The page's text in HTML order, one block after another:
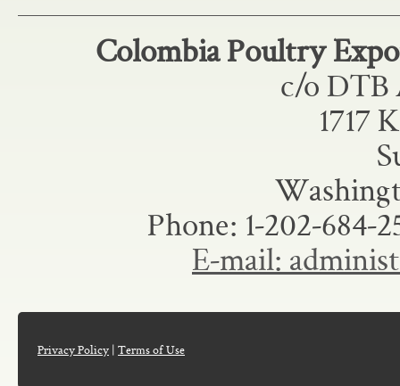
Colombia Poultry
c/o DTB
1717
Phone: 1-202-
E-mail:
Privacy Policy | Terms of Use